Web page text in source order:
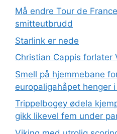
Må endre Tour de
smitteutbrudd
Starlink er nede
Christian Cappis forlater
Smell på hjemmebane
europaligahåpet henger
Trippelbogey ødela
gikk likevel fem under